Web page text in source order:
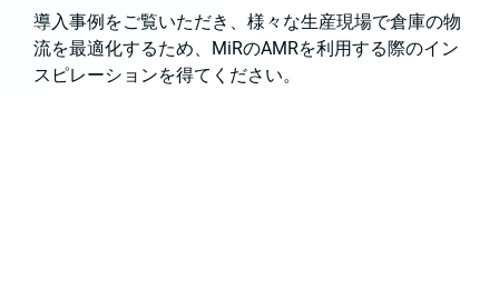
導入事例をご覧いただき、様々な生産現場で倉庫の物
流を最適化するため、MiRのAMRを利用する際のイン
スピレーションを得てください。